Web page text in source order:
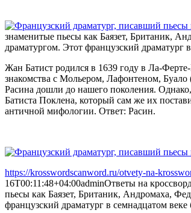
знаменитые пьесы как Баязет, Британик,
драматургом. Этот французский драматург
Жан Батист родился в 1639 году в Ла-
знакомства с Мольером, Лафонтеном,
Расина дошли до нашего поколения.
Батиста Поклена, который сам же их
античной мифологии. Ответ: Расин.
https://krosswordscanword.ru/otvety-na-
16T00:11:48+04:00adminОтветы на
пьесы как Баязет, Британик, Андромаха,
французский драматург в семнадцатом веке